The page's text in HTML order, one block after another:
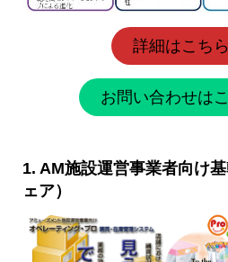
詳細はこち
お問い合わせは
1. AM施設運営事業者向け
ェア）